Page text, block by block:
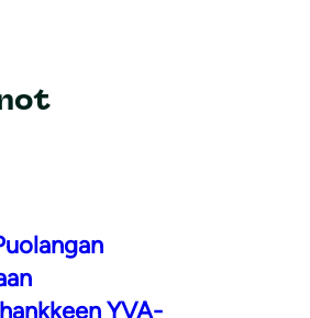
YVA-